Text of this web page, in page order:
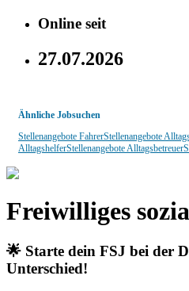
Online seit
27.07.2026
Ähnliche Jobsuchen
Stellenangebote FahrerStellenangebote
AlltagshelferStellenangebote Alltagsbetreuer
Freiwilliges
🌟 Starte dein FSJ bei der
Unterschied!